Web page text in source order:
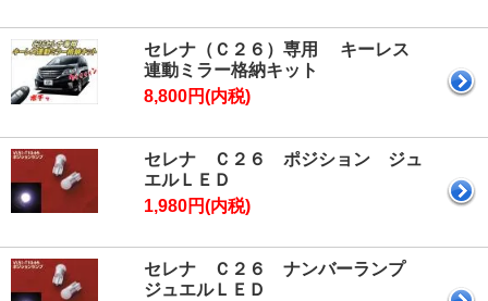
セレナ（Ｃ２６）専用 キーレス
連動ミラー格納キット
8,800円(内税)
セレナ Ｃ２６ ポジション ジュ
エルＬＥＤ
1,980円(内税)
セレナ Ｃ２６ ナンバーランプ
ジュエルＬＥＤ